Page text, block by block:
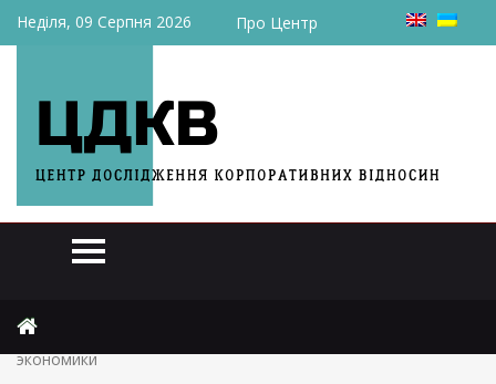
Неділя, 09 Серпня 2026 Про Центр
Вступление Украины в ВТО: Проблемы аграрного сектора
экономики